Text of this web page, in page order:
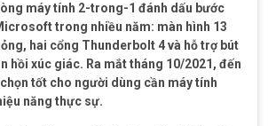
máy tính 2-trong-1 đánh dấu bước
trong nhiều năm: màn hình 13
hai cổng Thunderbolt 4 và hỗ trợ bút
hồi xúc giác. Ra mắt tháng 10/2021, đến
tốt cho người dùng cần máy tính
năng thực sự.